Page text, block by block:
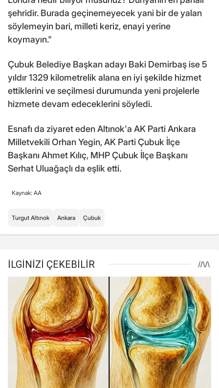
şehridir. Burada geçinemeyecek yani bir de yalan
söylemeyin bari, milleti keriz, enayi yerine
koymayın."
Çubuk Belediye Başkan adayı Baki Demirbaş ise 5
yıldır 1329 kilometrelik alana en iyi şekilde hizmet
ettiklerini ve seçilmesi durumunda yeni projelerle
hizmete devam edeceklerini söyledi.
Esnafı da ziyaret eden Altınok'a AK Parti Ankara
Milletvekili Orhan Yegin, AK Parti Çubuk İlçe
Başkanı Ahmet Kılıç, MHP Çubuk İlçe Başkanı
Serhat Uluağaçlı da eşlik etti.
Kaynak: AA
Turgut Altınok Ankara Çubuk